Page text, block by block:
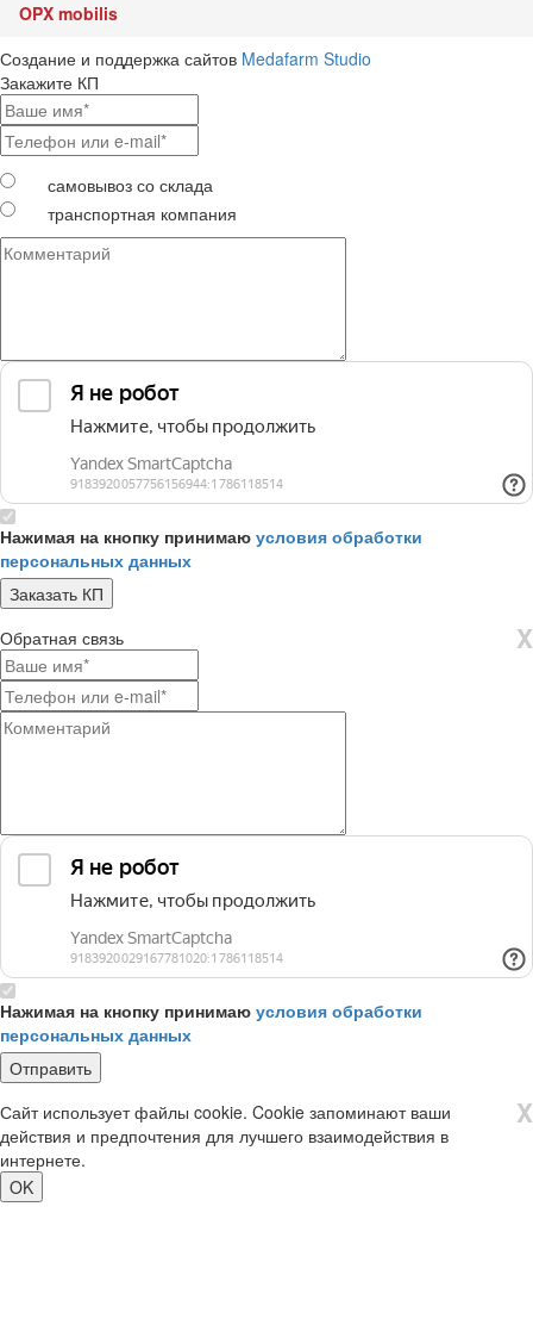
OPX mobilis
Создание и поддержка сайтов Medafarm Studio
Закажите КП
самовывоз со склада
транспортная компания
Нажимая на кнопку принимаю условия обработки
персональных данных
X
Обратная связь
Нажимая на кнопку принимаю условия обработки
персональных данных
X
Сайт использует файлы cookie. Cookie запоминают ваши
действия и предпочтения для лучшего взаимодействия в
интернете.
OK